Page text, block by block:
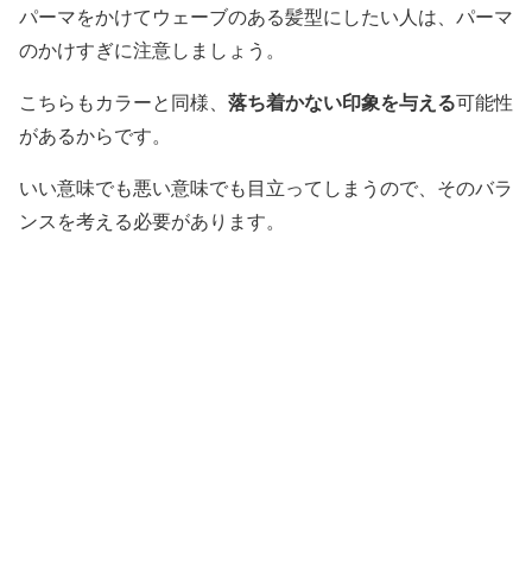
パーマをかけてウェーブのある髪型にしたい人は、パーマ
のかけすぎに注意しましょう。
こちらもカラーと同様、 落ち着かない印象を与える可能性
があるからです。
いい意味でも悪い意味でも目立ってしまうので、そのバラ
ンスを考える必要があります。